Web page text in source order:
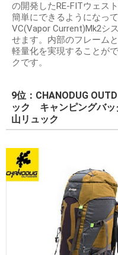
の開発したRE-FITウェス
簡単にできるようになっ
VC(Vapor Current)Mk2シ
せます。内部のフレーム
軽量化を実現することが
クです。
9位：CHANODUG
ック キャンピングバ
山リュック